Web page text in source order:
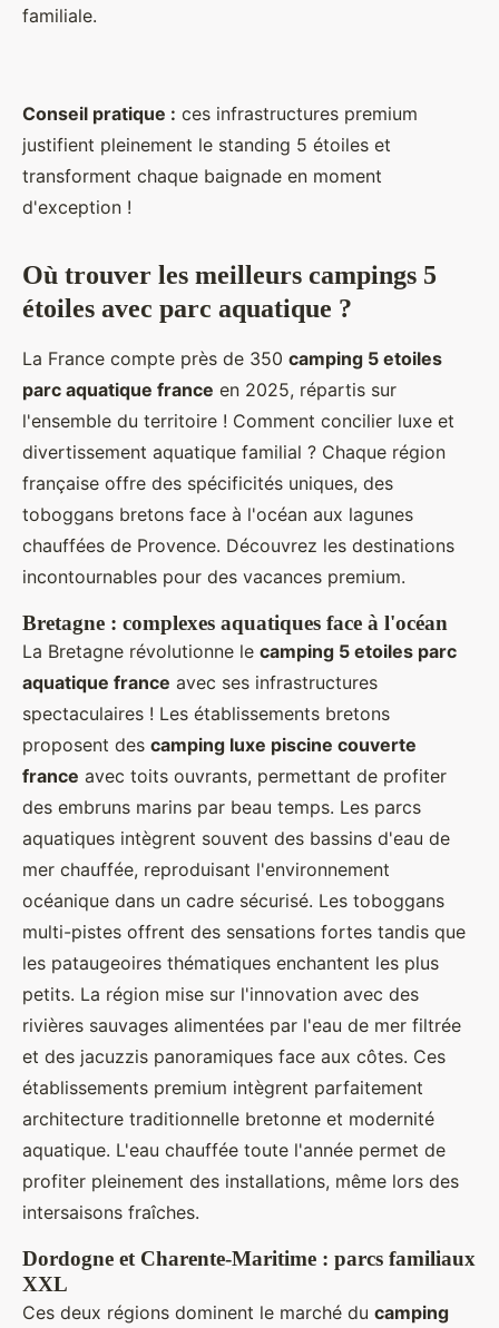
familiale.
Conseil pratique : ces infrastructures premium
justifient pleinement le standing 5 étoiles et
transforment chaque baignade en moment
d'exception !
Où trouver les meilleurs campings 5
étoiles avec parc aquatique ?
La France compte près de 350 camping 5 etoiles
parc aquatique france en 2025, répartis sur
l'ensemble du territoire ! Comment concilier luxe et
divertissement aquatique familial ? Chaque région
française offre des spécificités uniques, des
toboggans bretons face à l'océan aux lagunes
chauffées de Provence. Découvrez les destinations
incontournables pour des vacances premium.
Bretagne : complexes aquatiques face à l'océan
La Bretagne révolutionne le camping 5 etoiles parc
aquatique france avec ses infrastructures
spectaculaires ! Les établissements bretons
proposent des camping luxe piscine couverte
france avec toits ouvrants, permettant de profiter
des embruns marins par beau temps. Les parcs
aquatiques intègrent souvent des bassins d'eau de
mer chauffée, reproduisant l'environnement
océanique dans un cadre sécurisé. Les toboggans
multi-pistes offrent des sensations fortes tandis que
les pataugeoires thématiques enchantent les plus
petits. La région mise sur l'innovation avec des
rivières sauvages alimentées par l'eau de mer filtrée
et des jacuzzis panoramiques face aux côtes. Ces
établissements premium intègrent parfaitement
architecture traditionnelle bretonne et modernité
aquatique. L'eau chauffée toute l'année permet de
profiter pleinement des installations, même lors des
intersaisons fraîches.
Dordogne et Charente-Maritime : parcs familiaux
XXL
Ces deux régions dominent le marché du camping